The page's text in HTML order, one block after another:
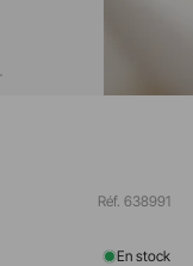
Réf. 638991
En stock